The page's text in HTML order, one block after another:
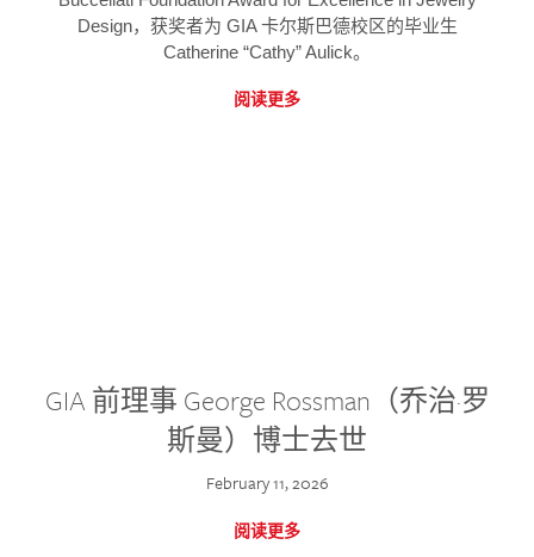
Design，获奖者为 GIA 卡尔斯巴德校区的毕业生
Catherine “Cathy” Aulick。
阅读更多
GIA 前理事 George Rossman（乔治·罗
斯曼）博士去世
February 11, 2026
阅读更多